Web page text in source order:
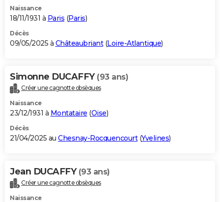
Dictionnaire
Biographies
Citations
Expressions
Proverbes
PROGRAMME TV
S'inscrire
Se connecter
Lycées
Collèges
Primaires
Universités
Entreprises
Service militaire
Avis de recherche
AVIS DE DÉCÈS
Bricolage
Lifestyle
Culture
Sport
Auto
Television
Voyage
Cinema
Naissance
18/11/1931 à Paris (Paris)
Décès
09/05/2025 à Châteaubriant(Loire-Atlantique)
Simonne DUCAFFY (93 ans)
Créer une cagnotte obsèques
Naissance
23/12/1931 à Montataire (Oise)
Décès
21/04/2025 au Chesnay-Rocquencourt(Yvelines)
Jean DUCAFFY (93 ans)
Créer une cagnotte obsèques
Naissance